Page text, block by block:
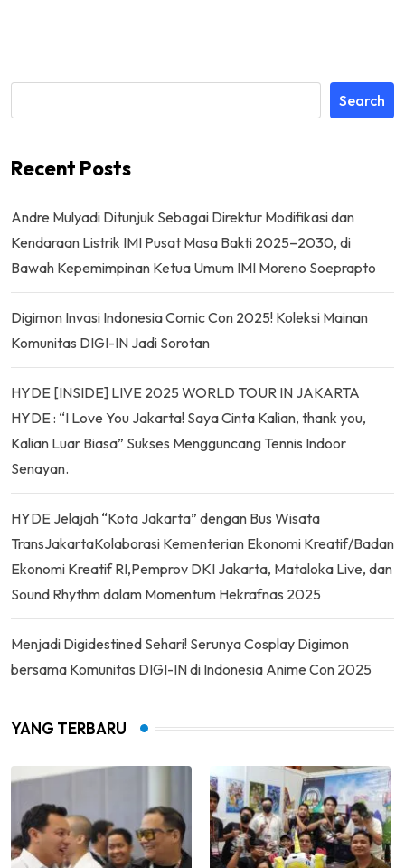
Search
Recent Posts
Andre Mulyadi Ditunjuk Sebagai Direktur Modifikasi dan
Kendaraan Listrik IMI Pusat Masa Bakti 2025–2030, di
Bawah Kepemimpinan Ketua Umum IMI Moreno Soeprapto
Digimon Invasi Indonesia Comic Con 2025! Koleksi Mainan
Komunitas DIGI-IN Jadi Sorotan
HYDE [INSIDE] LIVE 2025 WORLD TOUR IN JAKARTA
HYDE : “I Love You Jakarta! Saya Cinta Kalian, thank you,
Kalian Luar Biasa” Sukses Mengguncang Tennis Indoor
Senayan.
HYDE Jelajah “Kota Jakarta” dengan Bus Wisata
TransJakartaKolaborasi Kementerian Ekonomi Kreatif/Badan
Ekonomi Kreatif RI,Pemprov DKI Jakarta, Mataloka Live, dan
Sound Rhythm dalam Momentum Hekrafnas 2025
Menjadi Digidestined Sehari! Serunya Cosplay Digimon
bersama Komunitas DIGI-IN di Indonesia Anime Con 2025
YANG TERBARU